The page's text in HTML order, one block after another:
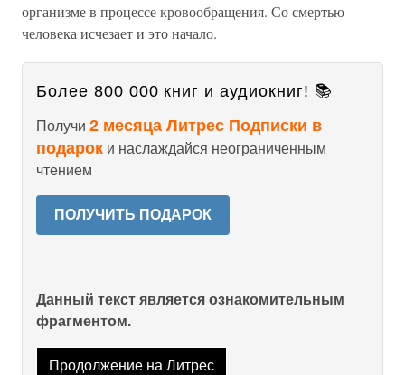
организме в процессе кровообращения. Со смертью
человека исчезает и это начало.
Более 800 000 книг и аудиокниг! 📚
Получи 2 месяца Литрес Подписки в
подарок и наслаждайся неограниченным
чтением
ПОЛУЧИТЬ ПОДАРОК
Данный текст является ознакомительным
фрагментом.
Продолжение на Литрес